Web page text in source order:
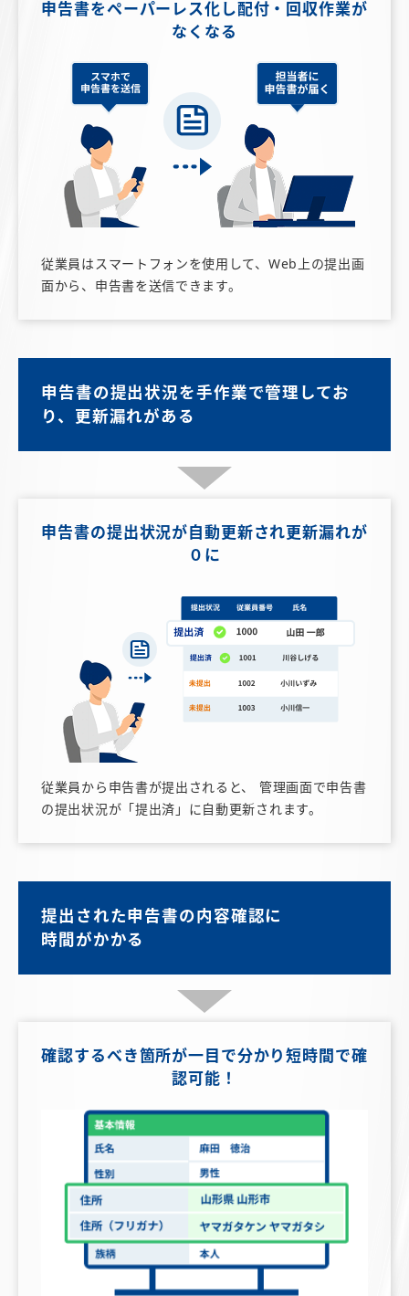
申告書をペーパーレス化し配付・回収作業が
なくなる
従業員はスマートフォンを使用して、Web上の提出画
面から、申告書を送信できます。
申告書の提出状況を手作業で管理してお
り、更新漏れがある
申告書の提出状況が 自動更新され更新漏れが
０に
従業員から申告書が提出されると、 管理画面で申告書
の提出状況が「提出済」に自動更新されます。
提出された申告書の内容確認に
時間がかかる
確認するべき箇所が一目で分かり短時間で確
認可能！